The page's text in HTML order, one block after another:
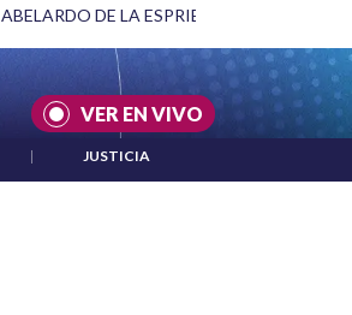
ABELARDO DE LA ESPRIELLA Y DMG
VER EN VIVO
| JUSTICIA